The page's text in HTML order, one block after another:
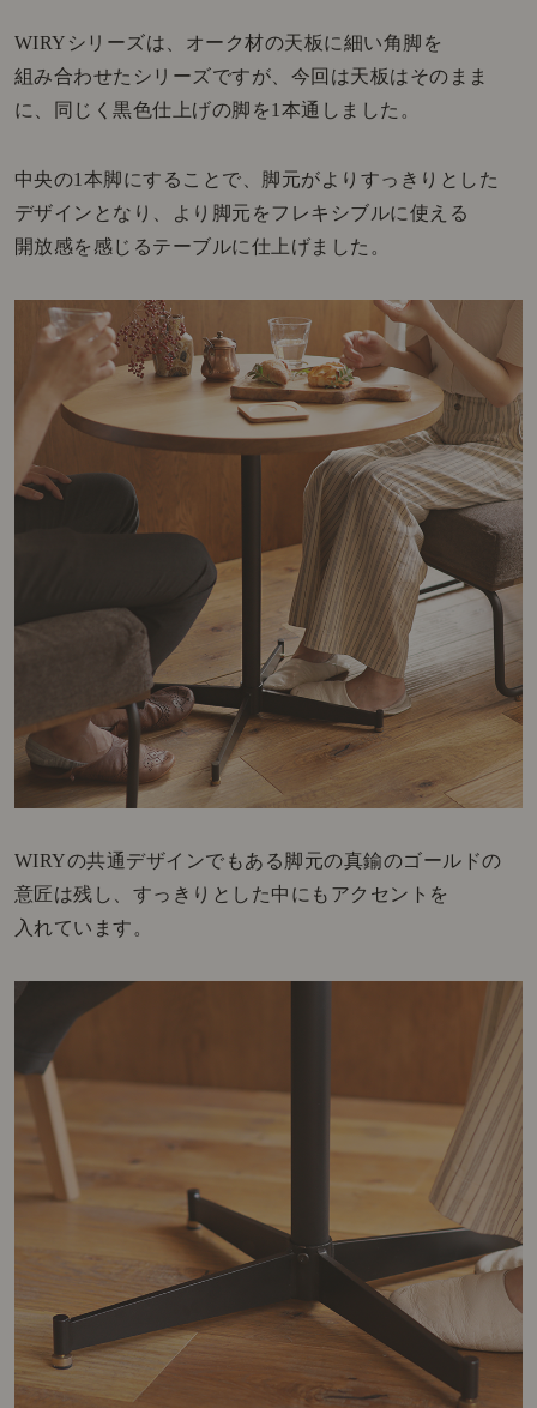
WIRYシリーズは、オーク材の天板に細い角脚を
組み合わせたシリーズですが、今回は天板はそのまま
に、同じく黒色仕上げの脚を1本通しました。
中央の1本脚にすることで、脚元がよりすっきりとした
デザインとなり、より脚元をフレキシブルに使える
開放感を感じるテーブルに仕上げました。
WIRYの共通デザインでもある脚元の真鍮のゴールドの
意匠は残し、すっきりとした中にもアクセントを
入れています。